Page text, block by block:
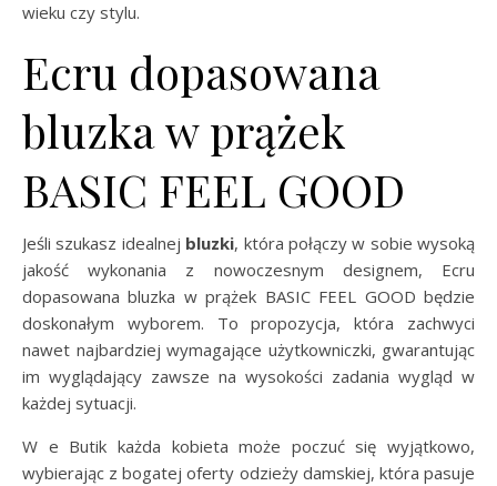
wieku czy stylu.
Ecru dopasowana
bluzka w prążek
BASIC FEEL GOOD
Jeśli szukasz idealnej bluzki, która połączy w sobie wysoką
jakość wykonania z nowoczesnym designem, Ecru
dopasowana bluzka w prążek BASIC FEEL GOOD będzie
doskonałym wyborem. To propozycja, która zachwyci
nawet najbardziej wymagające użytkowniczki, gwarantując
im wyglądający zawsze na wysokości zadania wygląd w
każdej sytuacji.
W e Butik każda kobieta może poczuć się wyjątkowo,
wybierając z bogatej oferty odzieży damskiej, która pasuje